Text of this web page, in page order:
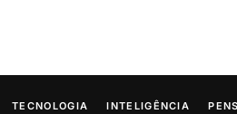
TECNOLOGIA INTELIGÊNCIA